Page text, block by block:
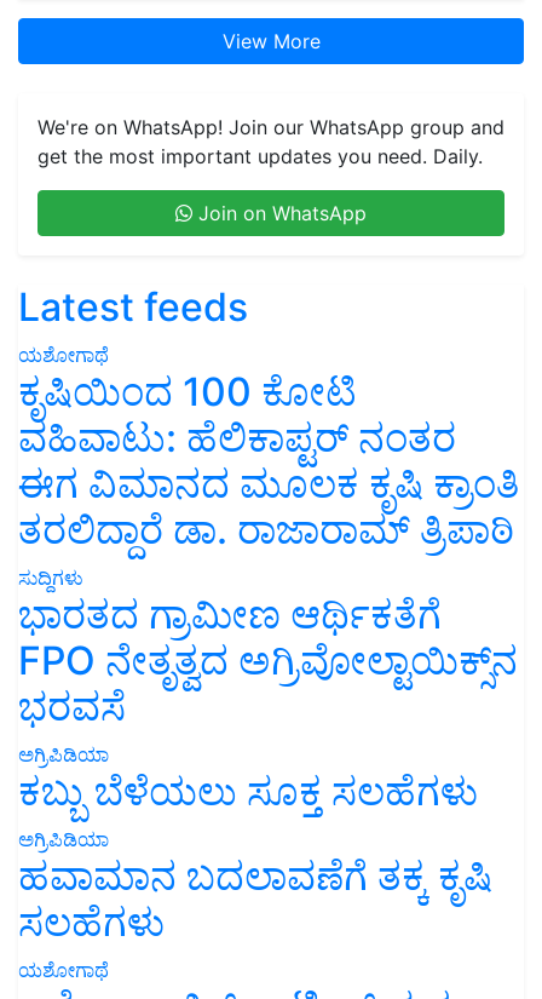
View More
We're on WhatsApp! Join our WhatsApp group and
get the most important updates you need. Daily.
Join on WhatsApp
Latest feeds
ಯಶೋಗಾಥೆ
ಕೃಷಿಯಿಂದ 100 ಕೋಟಿ
ವಹಿವಾಟು: ಹೆಲಿಕಾಪ್ಟರ್ ನಂತರ
ಈಗ ವಿಮಾನದ ಮೂಲಕ ಕೃಷಿ ಕ್ರಾಂತಿ
ತರಲಿದ್ದಾರೆ ಡಾ. ರಾಜಾರಾಮ್ ತ್ರಿಪಾಠಿ
ಸುದ್ದಿಗಳು
ಭಾರತದ ಗ್ರಾಮೀಣ ಆರ್ಥಿಕತೆಗೆ
FPO ನೇತೃತ್ವದ ಅಗ್ರಿವೋಲ್ಟಾಯಿಕ್ಸ್‌ನ
ಭರವಸೆ
ಅಗ್ರಿಪಿಡಿಯಾ
ಕಬ್ಬು ಬೆಳೆಯಲು ಸೂಕ್ತ ಸಲಹೆಗಳು
ಅಗ್ರಿಪಿಡಿಯಾ
ಹವಾಮಾನ ಬದಲಾವಣೆಗೆ ತಕ್ಕ ಕೃಷಿ
ಸಲಹೆಗಳು
ಯಶೋಗಾಥೆ